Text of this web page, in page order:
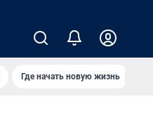
Где начать новую жизнь